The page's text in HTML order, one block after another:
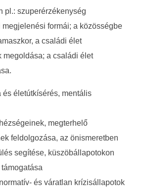
pl.: szuperérzékenység
megjelenési formái; a közösségbe
a családi élet
megoldása; a családi élet
és életútkísérés, mentális
megterhelő
feldolgozása, az önismeretben
segítése, küszöbállapotokon
és váratlan krízisállapotok